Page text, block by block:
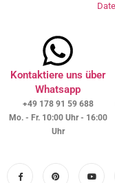
Kontaktiere uns über
Whatsapp
+49 178 91 59 688
Mo. - Fr. 10:00 Uhr - 16:00
Uhr